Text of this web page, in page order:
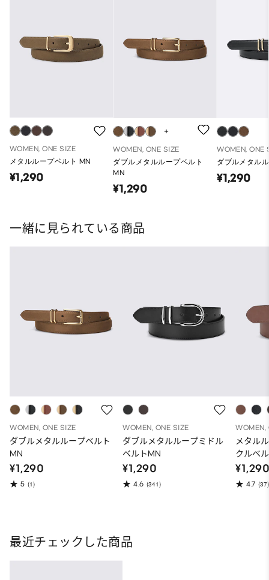
WOMEN, ONE SIZE
メタルループベルト MN
¥1,290
WOMEN, ONE SIZE
ダブルメタルループベルト
MN
¥1,290
WOMEN, ONE
ダブルメタル
¥1,290
一緒に見られている商品
WOMEN, ONE SIZE
ダブルメタルループベルト
MN
¥1,290
5 (1)
WOMEN, ONE SIZE
ダブルメタルループミドル
ベルトMN
¥1,290
4.6 (341)
WOMEN,
メタル
クルベ
4.7 (37)
最近チェックした商品